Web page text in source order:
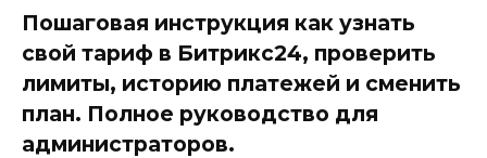
Пошаговая инструкция как узнать
свой тариф в Битрикс24, проверить
лимиты, историю платежей и сменить
план. Полное руководство для
администраторов.